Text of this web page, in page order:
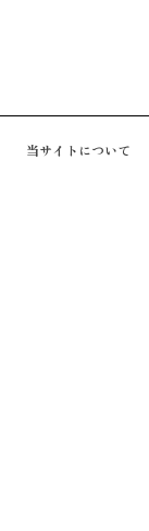
当サイトについて